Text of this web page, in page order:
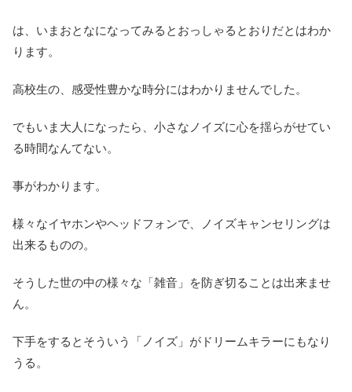
は、いまおとなになってみるとおっしゃるとおりだとはわか
ります。
高校生の、感受性豊かな時分にはわかりませんでした。
でもいま大人になったら、小さなノイズに心を揺らがせてい
る時間なんてない。
事がわかります。
様々なイヤホンやヘッドフォンで、ノイズキャンセリングは
出来るものの。
そうした世の中の様々な「雑音」を防ぎ切ることは出来ませ
ん。
下手をするとそういう「ノイズ」がドリームキラーにもなり
うる。